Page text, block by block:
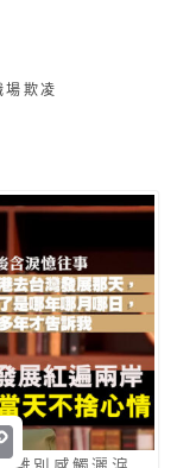
場欺凌
C
o